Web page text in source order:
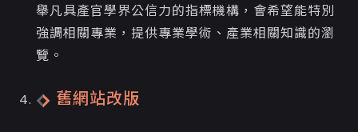
舉凡具產官學界公信力的指標機構，會希望能特別
強調相關專業，提供專業學術、產業相關知識的瀏
覽。
舊網站改版